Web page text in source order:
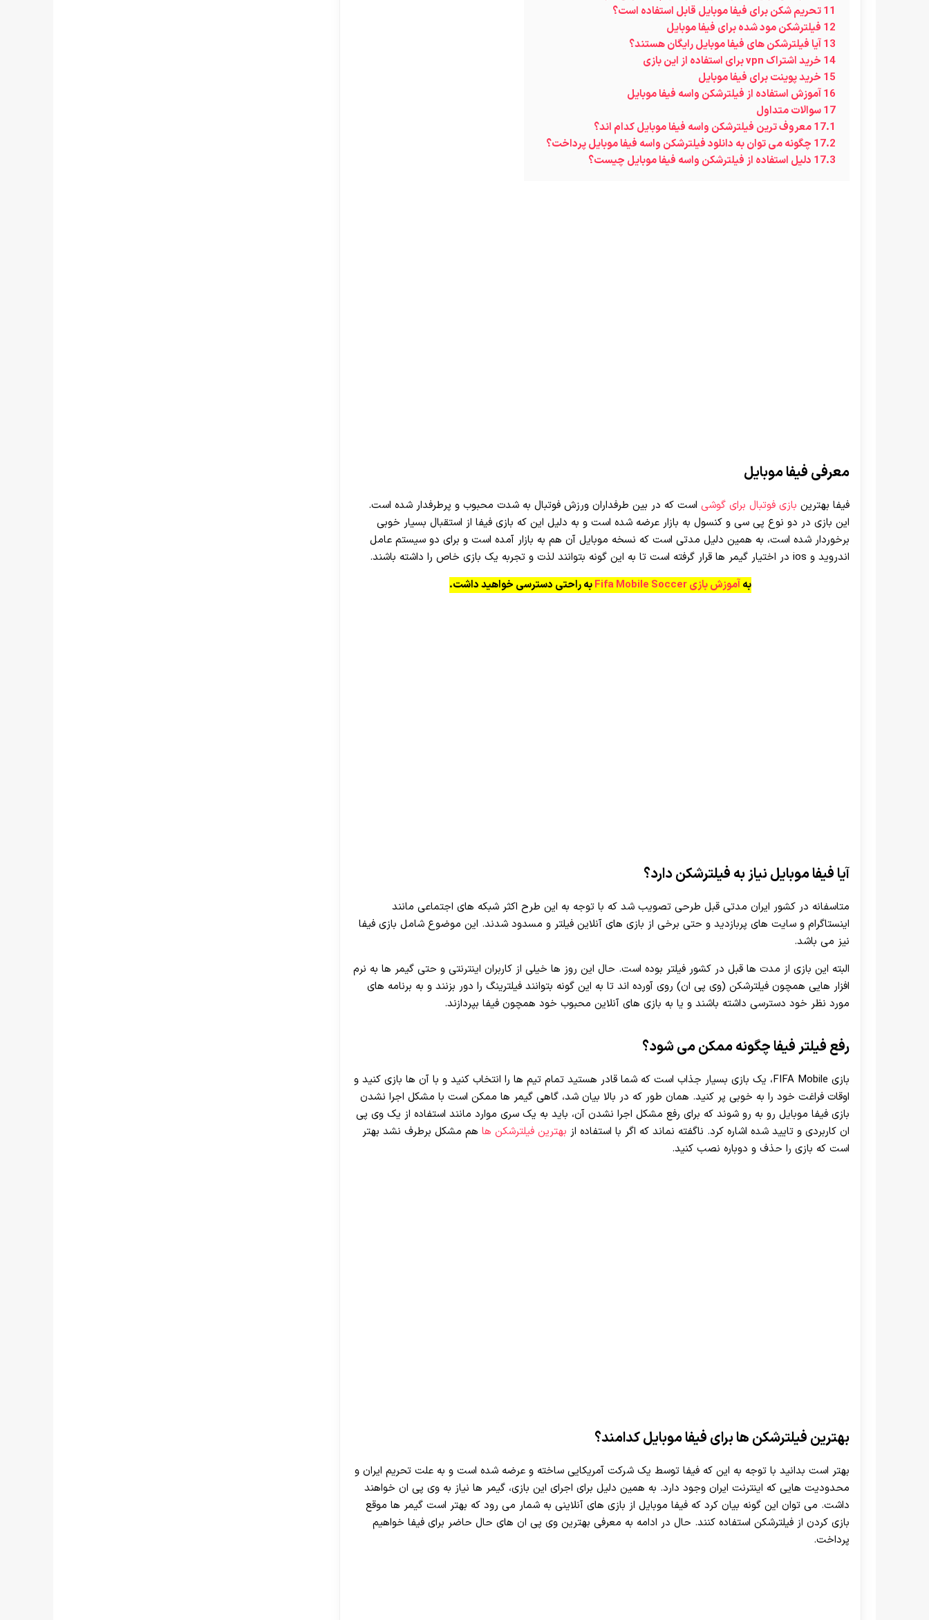
11تحریم شکن برای فیفا موبایل قابل استفاده است؟
12 فیلترشکن مود شده برای فیفا موبایل
13آیا فیلترشکن های فیفا موبایل رایگان هستند؟
14 خرید اشتراک vpn برای استفاده از این بازی
15 خرید پوینت برای فیفا موبایل
16آموزش استفاده از فیلترشکن واسه فیفا موبایل
17سوالات متداول
17.1معروف ترین فیلترشکن واسه فیفا موبایل کدام اند؟
17.2 چگونه می توان به دانلود فیلترشکن واسه فیفا موبایل پرداخت؟
17.3 دلیل استفاده از فیلترشکن واسه فیفا موبایل چیست؟
معرفی فیفا موبایل
فیفا بهترین بازی فوتبال برای گوشی است که در بین طرفداران ورزش فوتبال به شدت محبوب و پرطرفدار شده است.
این بازی در دو نوع پی سی و کنسول به بازار عرضه شده است و به دلیل این که بازی فیفا از استقبال بسیار خوبی
برخوردار شده است، به همین دلیل مدتی است که نسخه موبایل آن هم به بازار آمده است و برای دو سیستم‌ عامل
اندروید و ios در اختیار گیمر ها قرار گرفته است تا به این گونه بتوانند لذت و تجربه یک بازی خاص را داشته باشند.
بهآموزش بازی Fifa Mobile Soccer به راحتی دسترسی خواهید داشت.
آیا فیفا موبایل نیاز به فیلترشکن دارد؟
متاسفانه در کشور ایران مدتی قبل طرحی تصویب شد که با توجه به این طرح اکثر شبکه های اجتماعی مانند
اینستاگرام و سایت‌ های پربازدید و حتی برخی از بازی های آنلاین فیلتر و مسدود شدند. این موضوع شامل بازی فیفا
نیز می باشد.
البته این بازی از مدت ها قبل در کشور فیلتر بوده است. حال این روز ها خیلی از کاربران اینترنتی و حتی گیمر ها به نرم
افزار هایی همچون فیلترشکن (وی پی ان) روی آورده اند تا به این گونه بتوانند فیلترینگ را دور بزنند و به برنامه های
مورد نظر خود دسترسی داشته باشند و یا به بازی های آنلاین محبوب خود همچون فیفا بپردازند.
رفع فیلتر فیفا چگونه ممکن می شود؟
بازی FIFA Mobile، یک بازی بسیار جذاب است که شما قادر هستید تمام تیم‌ ها را انتخاب کنید و با آن‌ ها بازی کنید و
اوقات فراغت خود را به خوبی پر کنید. همان طور که در بالا بیان شد، گاهی گیمر ها ممکن است با مشکل اجرا نشدن
بازی فیفا موبایل رو به رو شوند که برای رفع مشکل اجرا نشدن آن، باید به یک سری موارد مانند استفاده از یک وی پی
ان کاربردی و تایید شده اشاره کرد. ناگفته نماند که اگر با استفاده از بهترین فیلترشکن ها هم مشکل برطرف نشد بهتر
است که بازی را حذف و دوباره نصب کنید.
بهترین فیلترشکن ها برای فیفا موبایل کدامند؟
بهتر است بدانید با توجه به این که فیفا توسط یک شرکت آمریکایی ساخته و عرضه شده است و به علت تحریم ایران و
محدودیت هایی که اینترنت ایران وجود دارد. به همین دلیل برای اجرای این بازی، گیمر ها نیاز به وی پی ان خواهند
داشت. می توان این گونه بیان کرد که فیفا موبایل از بازی های آنلاینی به شمار می رود که بهتر است گیمر ها موقع
بازی کردن از فیلترشکن استفاده کنند. حال در ادامه به معرفی بهترین وی پی ان های حال حاضر برای فیفا خواهیم
پرداخت.